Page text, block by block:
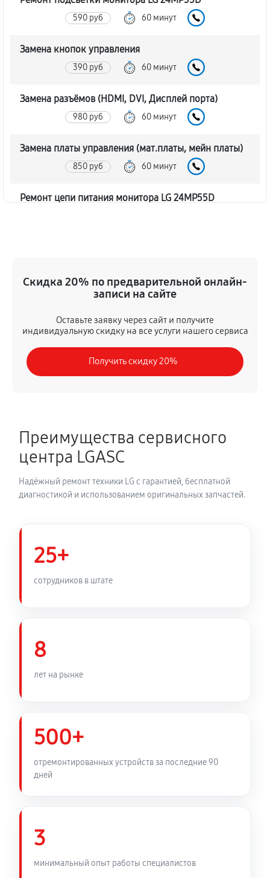
590 руб 60 минут
Замена кнопок управления
390 руб 60 минут
Замена разъёмов (HDMI, DVI, Дисплей порта)
980 руб 60 минут
Замена платы управления (мат.платы, мейн платы)
850 руб 60 минут
Ремонт цепи питания монитора LG 24MP55D
Замена лампы подсветки
60 минут
Ремонт блока управления
460 руб 60 минут
Замена электронных компонентов
1240 руб
Скидка 20% по предварительной онлайн-
записи на сайте
Оставьте заявку через сайт и получите
индивидуальную скидку на все услуги нашего сервиса
Получить скидку 20%
Преимущества сервисного
центра LGASC
Надёжный ремонт техники LG с гарантией, бесплатной
диагностикой и использованием оригинальных запчастей.
25+
сотрудников в штате
8
лет на рынке
500+
отремонтированных устройств за последние 90
дней
3
минимальный опыт работы специалистов